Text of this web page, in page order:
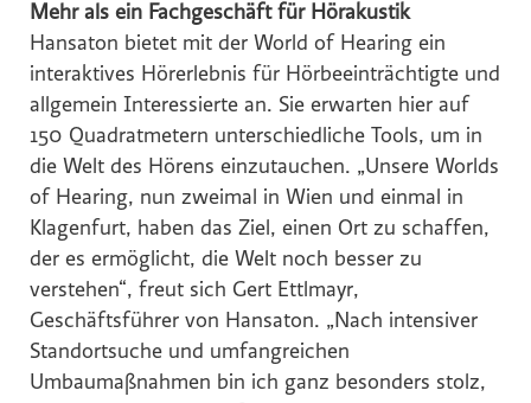
SPARDA-BANK
Mozart
Hochriegl
Eurest
Purina
White Claw
Personalshop
Rohrdorfer
P.M. Mounier
Mehr als ein Fachgeschäft für Hörakustik
Hansaton bietet mit der World of Hearing ein
interaktives Hörerlebnis für Hörbeeinträchtigte und
allgemein Interessierte an. Sie erwarten hier auf
150 Quadratmetern unterschiedliche Tools, um in
die Welt des Hörens einzutauchen. „Unsere Worlds
of Hearing, nun zweimal in Wien und einmal in
Klagenfurt, haben das Ziel, einen Ort zu schaffen,
der es ermöglicht, die Welt noch besser zu
verstehen“, freut sich Gert Ettlmayr,
Geschäftsführer von Hansaton. „Nach intensiver
Standortsuche und umfangreichen
Umbaumaßnahmen bin ich ganz besonders stolz,